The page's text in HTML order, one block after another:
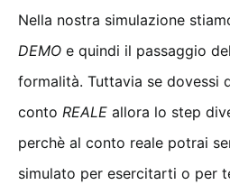
Nella nostra simulazione
DEMO e quindi il passaggio
formalità. Tuttavia se dovessi
conto REALE allora lo step
perchè al conto reale potrai
simulato per esercitarti o per